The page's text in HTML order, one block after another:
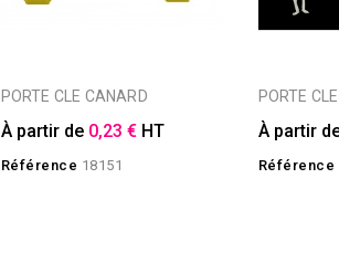
PORTE CLE CANARD
À partir de 0,23 € HT
Référence 18151
PORTE
À partir
Référence